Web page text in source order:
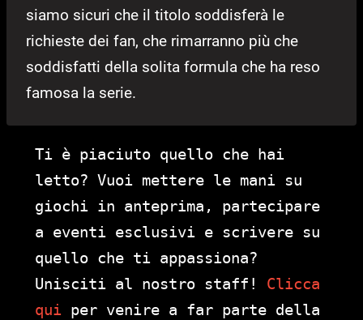
siamo sicuri che il titolo soddisferà le
richieste dei fan, che rimarranno più che
soddisfatti della solita formula che ha reso
famosa la serie.
Ti è piaciuto quello che hai
letto? Vuoi mettere le mani su
giochi in anteprima, partecipare
a eventi esclusivi e scrivere su
quello che ti appassiona?
Unisciti al nostro staff! Clicca
qui per venire a far parte della